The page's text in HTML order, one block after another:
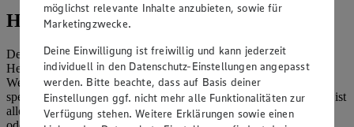
Hinweise
Der Inhalt dieser Website ist urheberrechtlich geschützt. Der
Herausgeber gewährt Ihnen jedoch das Recht, den auf dieser
Website bereitgestellten Text ganz oder ausschnittsweise zu
speichern und zu vervielfältigen. Aus Gründen des Urheberrechts ist
allerdings die Speicherung und Vervielfältigung von Bildmaterial
möglichst relevante Inhalte anzubieten, sowie für
Marketingzwecke.
Deine Einwilligung ist freiwillig und kann jederzeit
individuell in den Datenschutz-Einstellungen angepasst
werden. Bitte beachte, dass auf Basis deiner
Einstellungen ggf. nicht mehr alle Funktionalitäten zur
Verfügung stehen. Weitere Erklärungen sowie einen